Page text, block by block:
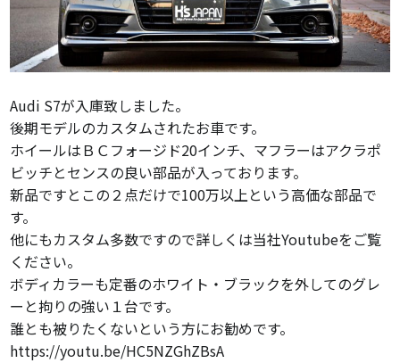
Audi S7が入庫致しました。
後期モデルのカスタムされたお車です。
ホイールはＢＣフォージド20インチ、マフラーはアクラポ
ビッチとセンスの良い部品が入っております。
新品ですとこの２点だけで100万以上という高価な部品で
す。
他にもカスタム多数ですので詳しくは当社Youtubeをご覧
ください。
ボディカラーも定番のホワイト・ブラックを外してのグレ
ーと拘りの強い１台です。
誰とも被りたくないという方にお勧めです。
https://youtu.be/HC5NZGhZBsA